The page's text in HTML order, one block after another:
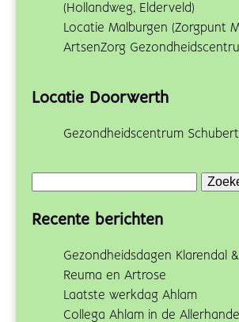
(Hollandweg, Elderveld)
Locatie Malburgen (Zorgpunt
ArtsenZorg
Locatie Doorwerth
Gezondheidscentrum
Recente berichten
Gezondheidsdagen Klarendal
Reuma en Artrose
Laatste werkdag Ahlam
Collega Ahlam in de Allerhande